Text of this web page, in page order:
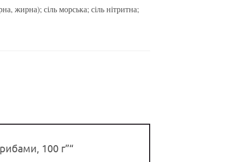
жирна); сіль морська; сіль нітритна;
100 г”“